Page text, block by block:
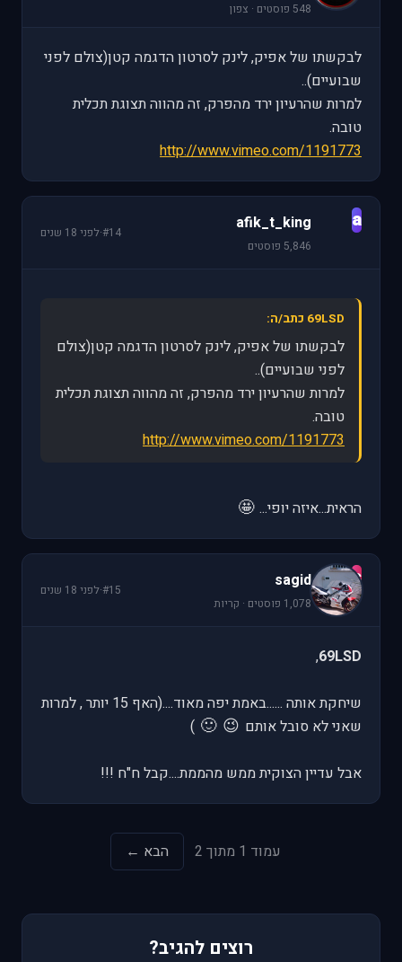
548 פוסטים · צפון
לבקשתו של אפיק, לינק לסרטון הדגמה קטן(צולם לפני
שבועיים)..
למרות שהרעיון ירד מהפרק, זה מהווה תצוגת תכלית
טובה.
http://www.vimeo.com/1191773
a
afik_t_king
5,846 פוסטים
#14
·לפני 18 שנים
69LSD כתב/ה:
לבקשתו של אפיק, לינק לסרטון הדגמה קטן(צולם
לפני שבועיים)..
למרות שהרעיון ירד מהפרק, זה מהווה תצוגת תכלית
טובה.
http://www.vimeo.com/1191773
הראית...איזה יופי... 🤩
s
sagid
1,078 פוסטים · קריות
#15
·לפני 18 שנים
69LSD
,
שיחקת אותה ......באמת יפה מאוד....(האף 15 יותר , למרות
שאני לא סובל אותם 😉
🙂
)
אבל עדיין הצוקית ממש מהממת....קבל ח"ח !!!
עמוד 1 מתוך 2 הבא ←
רוצים להגיב?